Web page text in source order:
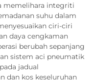
memelihara integriti
suhu dalam
ciri-ciri
daya cengkaman
berubah sepanjang
sistem aci pneumatik
jadual
dan kos keseluruhan